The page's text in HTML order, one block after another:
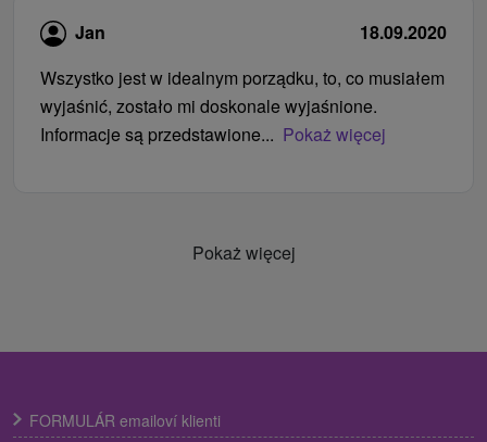
Jan
18.09.2020
Wszystko jest w idealnym porządku, to, co musiałem
wyjaśnić, zostało mi doskonale wyjaśnione.
Informacje są przedstawione... Pokaż więcej
Pokaż więcej
FORMULÁR emailoví klienti